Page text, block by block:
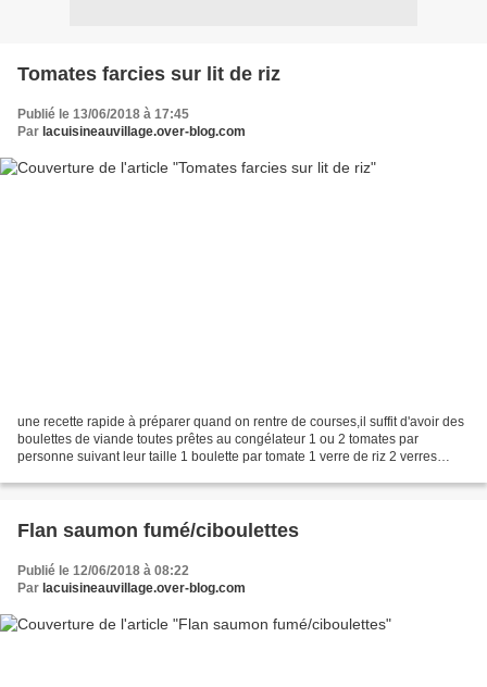
Tomates farcies sur lit de riz
Publié le 13/06/2018 à 17:45
Par lacuisineauvillage.over-blog.com
une recette rapide à préparer quand on rentre de courses,il suffit d'avoir des
boulettes de viande toutes prêtes au congélateur 1 ou 2 tomates par
personne suivant leur taille 1 boulette par tomate 1 verre de riz 2 verres
Flan saumon fumé/ciboulettes
Publié le 12/06/2018 à 08:22
Par lacuisineauvillage.over-blog.com